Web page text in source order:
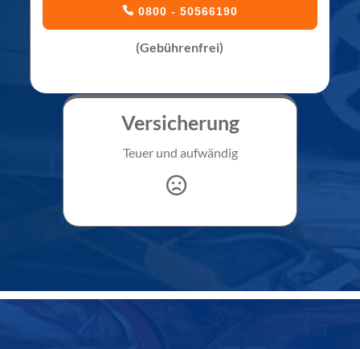
0800 - 50566190
(Gebührenfrei)
Versicherung
Teuer und aufwändig